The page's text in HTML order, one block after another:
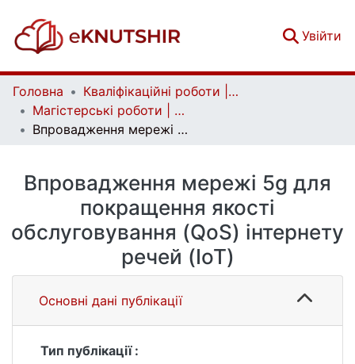
Увійти
Головна
Кваліфікаційні роботи | Qualifying works
Магістерські роботи | Master's theses
Впровадження мережі 5g для покращення якості обслуговування (QoS) інтернету речей (IoT)
Впровадження мережі 5g для
покращення якості
обслуговування (QoS) інтернету
речей (IoT)
Основні дані публікації
Тип публікації :